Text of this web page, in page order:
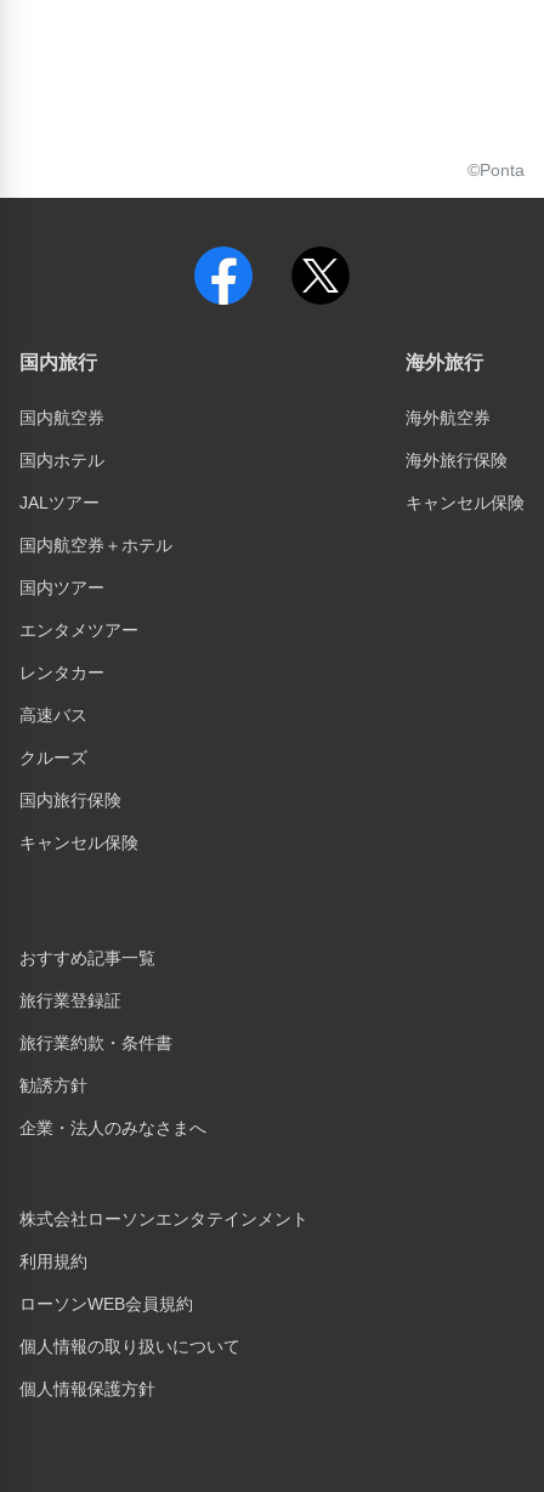
©Ponta
国内旅行
国内航空券
国内ホテル
JALツアー
国内航空券＋ホテル
国内ツアー
エンタメツアー
レンタカー
高速バス
クルーズ
国内旅行保険
キャンセル保険
おすすめ記事一覧
旅行業登録証
旅行業約款・条件書
勧誘方針
企業・法人のみなさまへ
株式会社ローソンエンタテインメント
利用規約
ローソンWEB会員規約
個人情報の取り扱いについて
個人情報保護方針
海外旅行
海外航空券
海外旅行保険
キャンセル保険